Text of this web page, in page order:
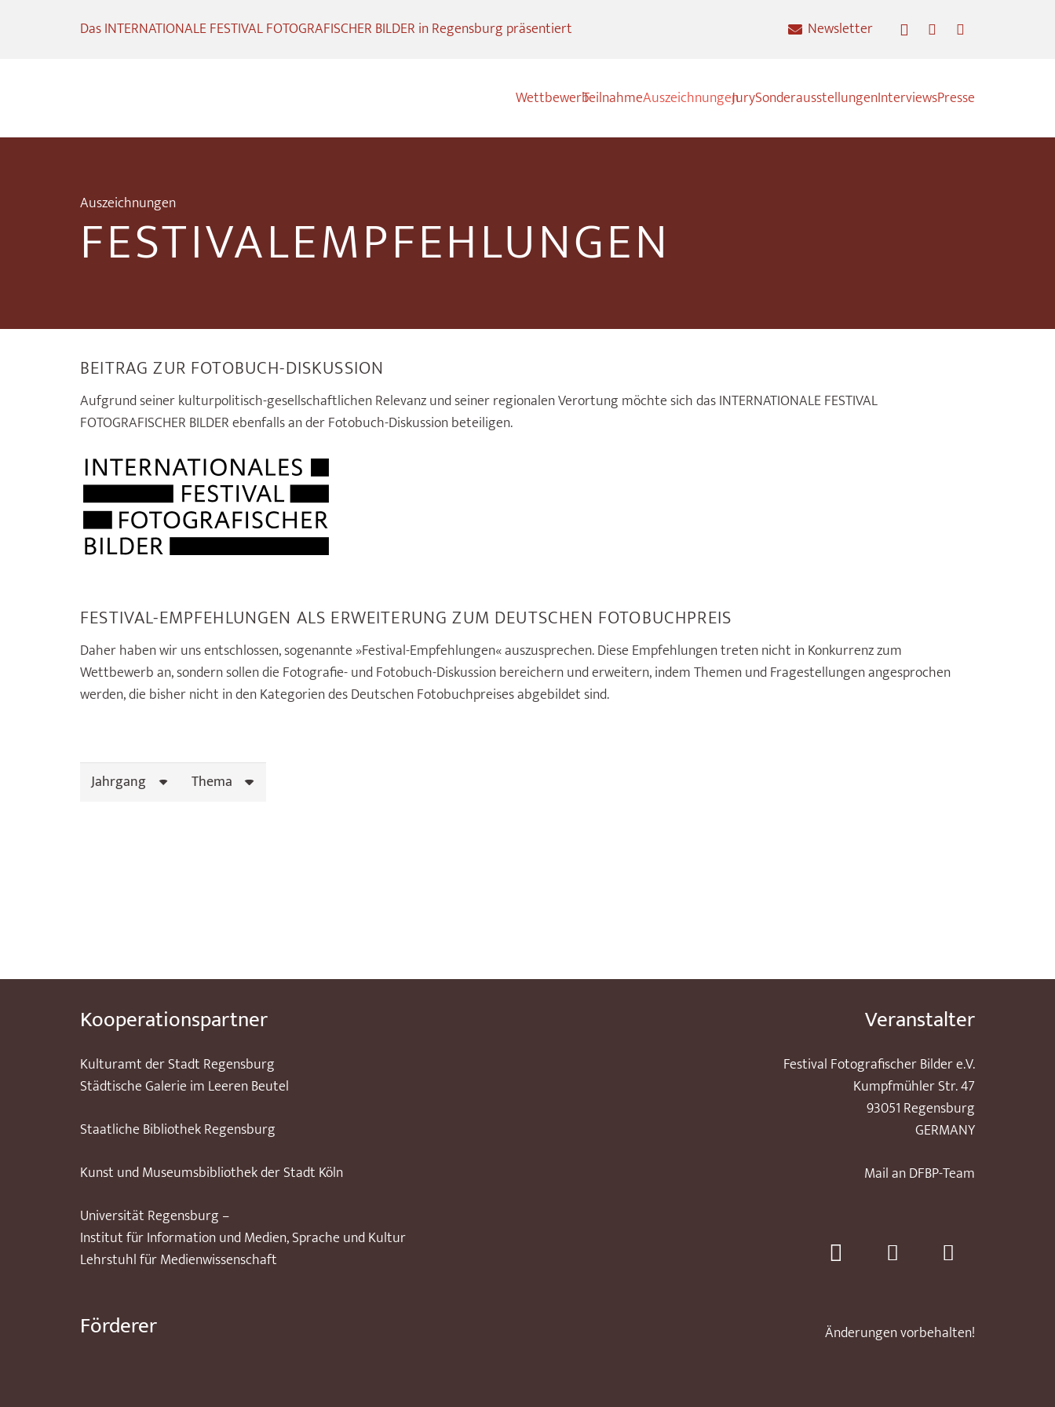
Das INTERNATIONALE FESTIVAL FOTOGRAFISCHER BILDER in Regensburg präsentiert Newsletter
WettbewerbTeilnahmeAuszeichnungenJurySonderausstellungenInterviewsPresse
Auszeichnungen
FESTIVALEMPFEHLUNGEN
BEITRAG ZUR FOTOBUCH-DISKUSSION
Aufgrund seiner kulturpolitisch-gesellschaftlichen Relevanz und seiner regionalen Verortung möchte sich das INTERNATIONALE FESTIVAL
FOTOGRAFISCHER BILDER ebenfalls an der Fotobuch-Diskussion beteiligen.
FESTIVAL-EMPFEHLUNGEN ALS ERWEITERUNG ZUM DEUTSCHEN FOTOBUCHPREIS
Daher haben wir uns entschlossen, sogenannte »Festival-Empfehlungen« auszusprechen. Diese Empfehlungen treten nicht in Konkurrenz zum
Wettbewerb an, sondern sollen die Fotografie- und Fotobuch-Diskussion bereichern und erweitern, indem Themen und Fragestellungen angesprochen
werden, die bisher nicht in den Kategorien des Deutschen Fotobuchpreises abgebildet sind.
Jahrgang Thema
Kooperationspartner
Kulturamt der Stadt Regensburg
Städtische Galerie im Leeren Beutel
Staatliche Bibliothek Regensburg
Kunst und Museumsbibliothek der Stadt Köln
Universität Regensburg –
Institut für Information und Medien, Sprache und Kultur
Lehrstuhl für Medienwissenschaft
Förderer
Veranstalter
Festival Fotografischer Bilder e.V.
Kumpfmühler Str. 47
93051 Regensburg
GERMANY
Mail an DFBP-Team
Änderungen vorbehalten!